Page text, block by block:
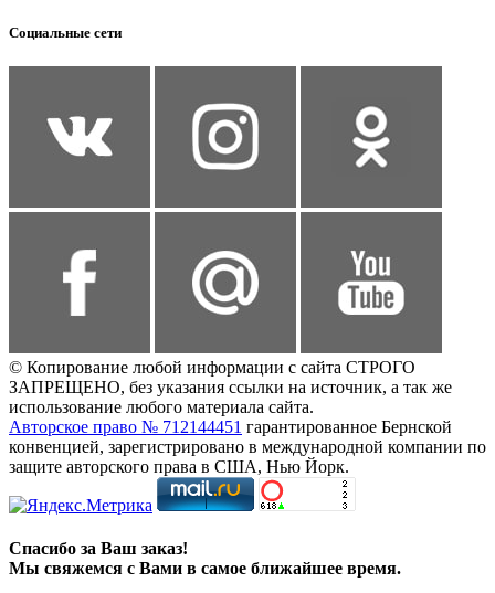
Социальные сети
© Копирование любой информации с сайта СТРОГО
ЗАПРЕЩЕНО, без указания ссылки на источник, а так же
использование любого материала сайта.
Авторское право № 712144451 гарантированное Бернской
конвенцией, зарегистрировано в международной компании по
защите авторского права в США, Нью Йорк.
Спасибо за Ваш заказ!
Мы свяжемся с Вами в самое ближайшее время.